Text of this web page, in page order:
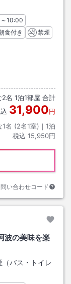
チェックアウト
～10:00
食付き
禁煙
2名 1泊1部屋 合計
31,900円
1名 (2名1室)｜ 1泊
税込 15,950円
い合わせコード
波の美味を楽
バス・トイレ